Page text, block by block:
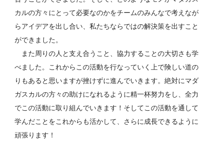
カルの方々にとって必要なのかをチームのみんなで考えなが
らアイデアを出し合い、私たちならではの解決策を出すこと
ができました。
また周りの人と支え合うこと、協力することの大切さも学
べました。これからこの活動を行なっていく上で険しい道の
りもあると思いますが挫けずに進んでいきます。絶対にマダ
ガスカルの方々の助けになれるように精一杯努力をし、全力
でこの活動に取り組んでいきます！そしてこの活動を通して
学んだことをこれからも活かして、さらに成長できるように
頑張ります！